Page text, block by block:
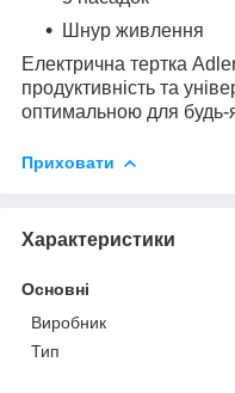
Шнур живлення
Електрична тертка
продуктивність та
оптимальною для будь-
Приховати
Характеристики
Основні
Виробник
Тип